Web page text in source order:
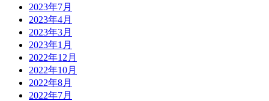
2023年7月
2023年4月
2023年3月
2023年1月
2022年12月
2022年10月
2022年8月
2022年7月